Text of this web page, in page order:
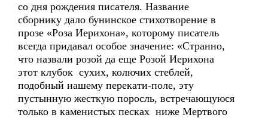
со дня рождения писателя. Название
сборнику дало бунинское стихотворение в
прозе «Роза Иерихона», которому писатель
всегда придавал особое значение: «Странно,
что назвали розой да еще Розой Иерихона
этот клубок сухих, колючих стеблей,
подобный нашему перекати-поле, эту
пустынную жесткую поросль, встречающуюся
только в каменистых песках ниже Мертвого